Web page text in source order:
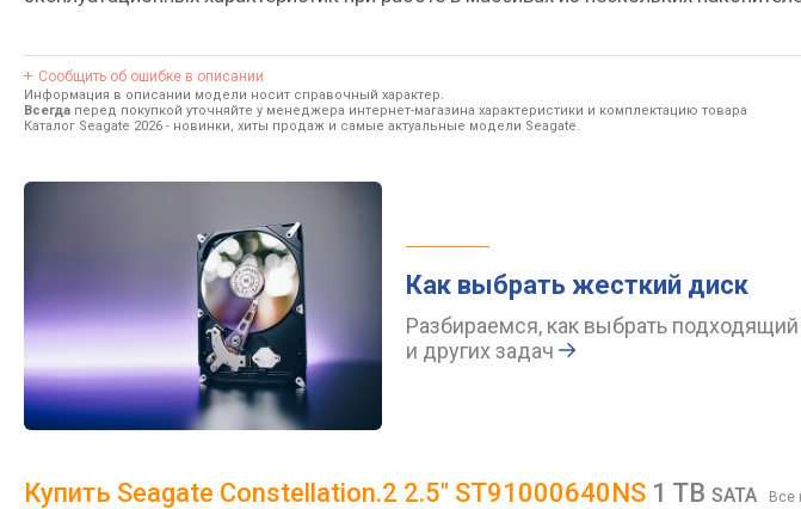
Сообщить об ошибке в описании
Информация в описании модели носит справочный характер.
Всегда перед покупкой уточняйте у менеджера интернет-магазина характеристики и комплектацию товара
Каталог Seagate 2026 - новинки, хиты продаж и самые актуальные модели Seagate.
Как выбрать жесткий диск
Разбираемся, как выбрать
и других задач
Купить Seagate Constellation.2 2.5" ST91000640NS 1 TB SATA Все